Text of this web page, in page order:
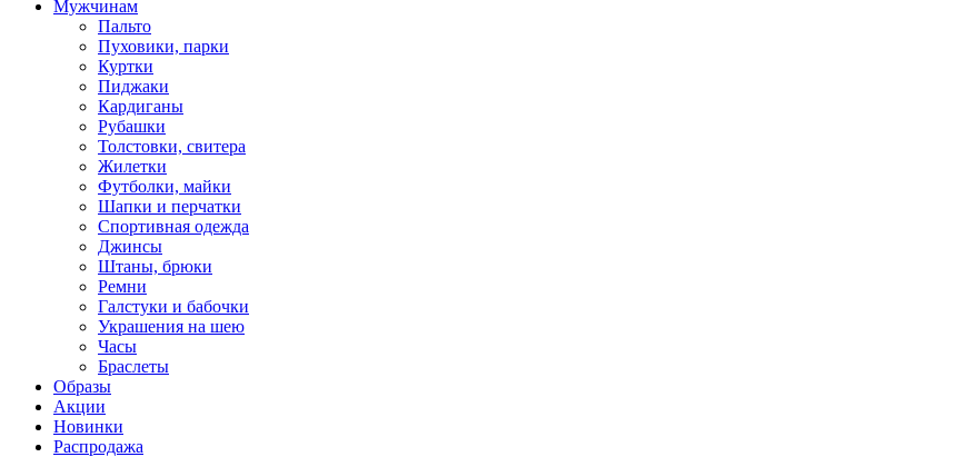
Мужчинам
Пальто
Пуховики, парки
Куртки
Пиджаки
Кардиганы
Рубашки
Толстовки, свитера
Жилетки
Футболки, майки
Шапки и перчатки
Спортивная одежда
Джинсы
Штаны, брюки
Ремни
Галстуки и бабочки
Украшения на шею
Часы
Браслеты
Образы
Акции
Новинки
Распродажа